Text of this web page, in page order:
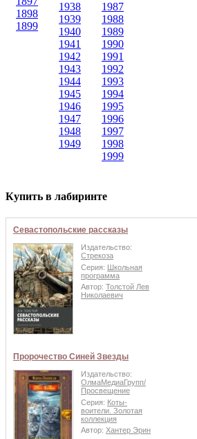
1898
1899
1938
1939
1940
1941
1942
1943
1944
1945
1946
1947
1948
1949
1987
1988
1989
1990
1991
1992
1993
1994
1995
1996
1997
1998
1999
Купить в лабиринте
Севастопольские рассказы
Издательство:
Стрекоза
Серия: Школьная
программа
Автор: Толстой Лев
Николаевич
Пророчество Синей Звезды
Издательство:
ОлмаМедиаГрупп/
Просвещение
Серия: Коты-
воители. Золотая
коллекция
Автор: Хантер Эрин